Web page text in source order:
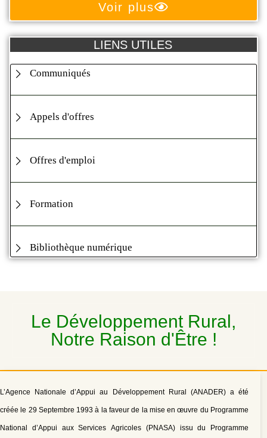
Voir plus
LIENS UTILES
Communiqués
Appels d'offres
Offres d'emploi
Formation
Bibliothèque numérique
Le Développement Rural,
Notre Raison d'Être !
L’Agence Nationale d’Appui au Développement Rural (ANADER) a été
créée le 29 Septembre 1993 à la faveur de la mise en œuvre du Programme
National d’Appui aux Services Agricoles (PNASA) issu du Programme